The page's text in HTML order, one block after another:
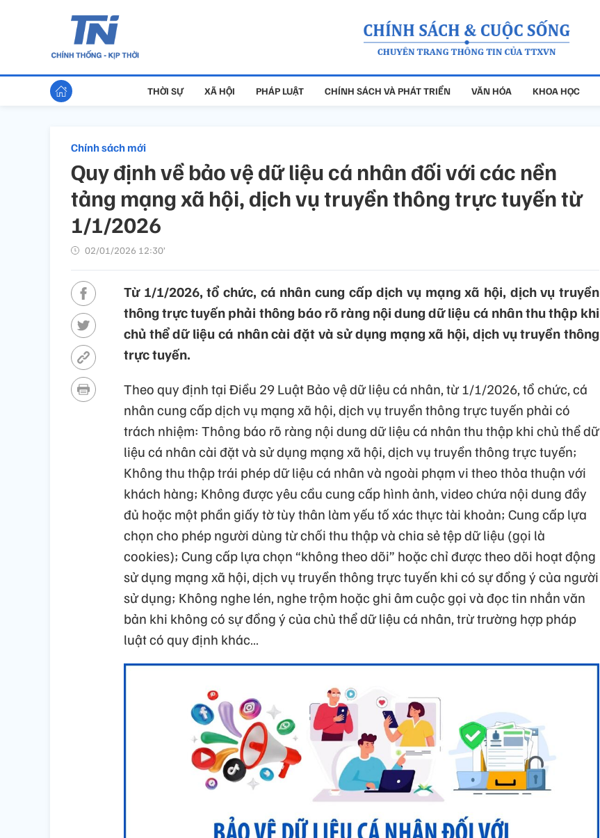
THỜI SỰ XÃ HỘI PHÁP LUẬT CHÍNH SÁCH VÀ PHÁT TRIỂN VĂN HÓA KHOA HỌC
Chính sách mới
Quy định về bảo vệ dữ liệu cá nhân đối với các nền
tảng mạng xã hội, dịch vụ truyền thông trực tuyến từ
1/1/2026
02/01/2026 12:30’
Từ 1/1/2026, tổ chức, cá nhân cung cấp dịch vụ mạng xã hội, dịch vụ truyền
thông trực tuyến phải thông báo rõ ràng nội dung dữ liệu cá nhân thu thập khi
chủ thể dữ liệu cá nhân cài đặt và sử dụng mạng xã hội, dịch vụ truyền thông
trực tuyến.
Theo quy định tại Điều 29 Luật Bảo vệ dữ liệu cá nhân, từ 1/1/2026, tổ chức, cá
nhân cung cấp dịch vụ mạng xã hội, dịch vụ truyền thông trực tuyến phải có
trách nhiệm: Thông báo rõ ràng nội dung dữ liệu cá nhân thu thập khi chủ thể dữ
liệu cá nhân cài đặt và sử dụng mạng xã hội, dịch vụ truyền thông trực tuyến;
Không thu thập trái phép dữ liệu cá nhân và ngoài phạm vi theo thỏa thuận với
khách hàng; Không được yêu cầu cung cấp hình ảnh, video chứa nội dung đầy
đủ hoặc một phần giấy tờ tùy thân làm yếu tố xác thực tài khoản; Cung cấp lựa
chọn cho phép người dùng từ chối thu thập và chia sẻ tệp dữ liệu (gọi là
cookies); Cung cấp lựa chọn “không theo dõi” hoặc chỉ được theo dõi hoạt động
sử dụng mạng xã hội, dịch vụ truyền thông trực tuyến khi có sự đồng ý của người
sử dụng; Không nghe lén, nghe trộm hoặc ghi âm cuộc gọi và đọc tin nhắn văn
bản khi không có sự đồng ý của chủ thể dữ liệu cá nhân, trừ trường hợp pháp
luật có quy định khác…